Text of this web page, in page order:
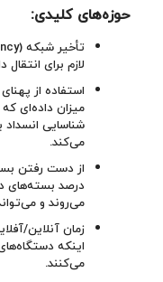
حوزه‌های کلیدی:
لازم برای
میزان داده‌ای
شناسایی انسداد
می‌کند.
درصد بسته‌های
می‌روند و
اینکه
می‌کنند.